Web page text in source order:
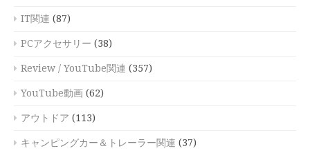
IT関連 (87)
PCアクセサリー (38)
Review / YouTube関連 (357)
YouTube動画 (62)
アウトドア (113)
キャンピングカー＆トレーラー関連 (37)